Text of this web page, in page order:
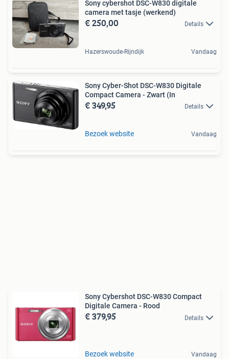
Sony cybershot DSC-W830 digitale
camera met tasje (werkend)
€ 250,00 Details
Hazerswoude-Rijndijk Vandaag
Sony Cyber-Shot DSC-W830 Digitale
Compact Camera - Zwart (In
€ 349,95 Details
Bezoek website Vandaag
Sony Cybershot DSC-W830 Compact
Digitale Camera - Rood
€ 379,95 Details
Bezoek website Vandaag